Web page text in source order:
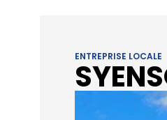
ENTREPRISE LOCALE